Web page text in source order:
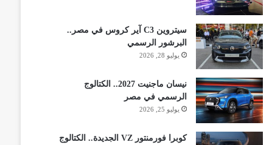
سيتروين C3 آير كروس في مصر..
البرشور الرسمي
يوليو 28, 2026
نيسان ماجنيت 2027.. الكتالوج
الرسمي في مصر
يوليو 25, 2026
كوبرا فورمنتور VZ الجديدة.. الكتالوج